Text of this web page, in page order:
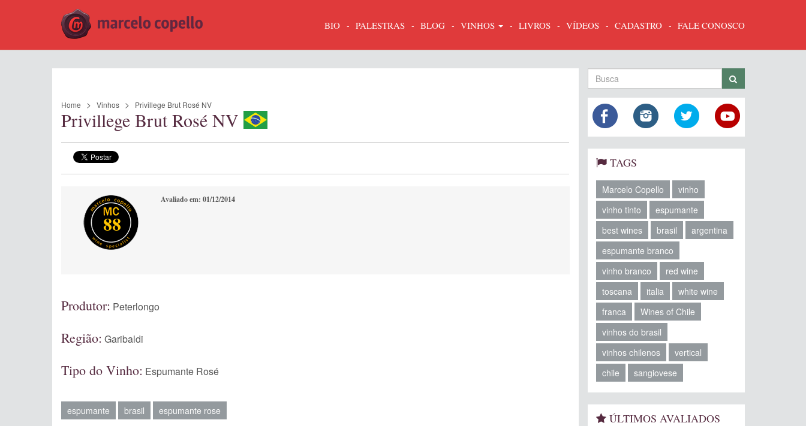
BIO PALESTRAS BLOG VINHOS LIVROS VÍDEOS CADASTRO FALE CONOSCO
Home Vinhos Privillege Brut Rosé NV
Privillege Brut Rosé NV
88
Avaliado em: 01/12/2014
Produtor: Peterlongo
Região: Garibaldi
Tipo do Vinho: Espumante Rosé
espumante brasil espumante rose
TAGS
Marcelo Copello
vinho
vinho tinto
espumante
best wines
brasil
argentina
espumante branco
vinho branco
red wine
toscana
italia
white wine
franca
Wines of Chile
vinhos do brasil
vinhos chilenos
vertical
chile
sangiovese
ÚLTIMOS AVALIADOS